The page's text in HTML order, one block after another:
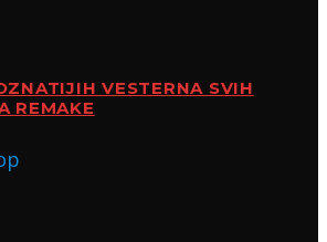
VESTERNA SVIH
REMAKE